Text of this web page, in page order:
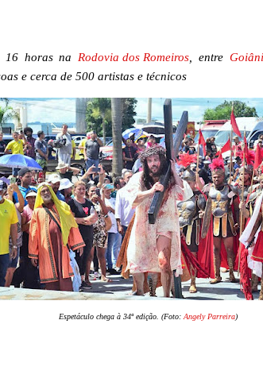
16 horas na Rodovia dos Romeiros , entre
e cerca de 500 artistas e técnicos
Espetáculo chega à 34ª edição. (Foto: Angely Parreira)